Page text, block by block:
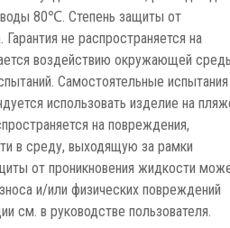
80℃. Степень защиты от
Гарантия не распространяется на
воздействию окружающей
Самостоятельные испытания
использовать изделие на
на повреждения,
в среду, выходящую за рамки
от проникновения жидкости
и/или физических повреждений
см. в руководстве пользователя.